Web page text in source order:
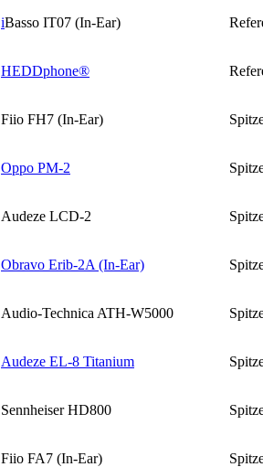
iBasso IT07 (In-Ear)
HEDDphone®
Fiio FH7 (In-Ear)
Oppo PM-2
Audeze LCD-2
Obravo Erib-2A (In-Ear)
Audio-Technica ATH-W5000
Audeze EL-8 Titanium
Sennheiser HD800
Fiio FA7 (In-Ear)